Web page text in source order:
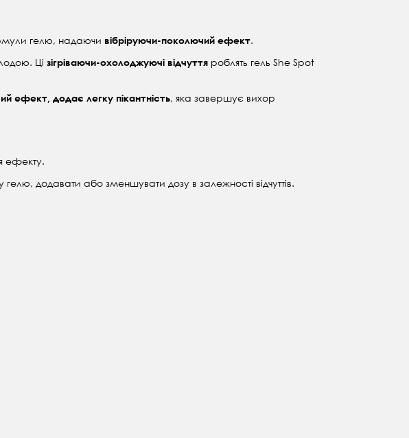
гелю, надаючи вібріруючи-поколючий ефект.
Ці зігріваючи-охолоджуючі відчуття роблять гель She Spot
ефект, додає легку пікантність, яка завершує вихор
ефекту.
гелю, додавати або зменшувати дозу в залежності відчуттів.